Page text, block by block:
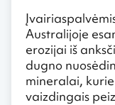
Australijoje
erozijai iš
dugno
mineralai,
vaizdingais